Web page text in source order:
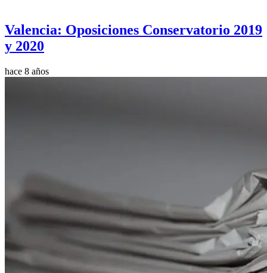
Valencia: Oposiciones Conservatorio 2019
y 2020
hace 8 años